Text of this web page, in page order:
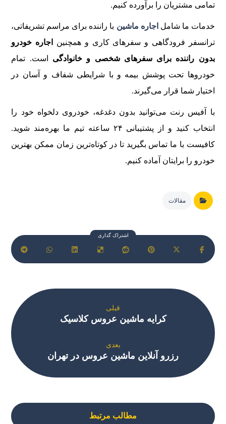
تمامی مشتریان را برآورده کنیم.
خدمات ما شامل اجاره ماشین با راننده برای مراسم تشریفاتی،
ترانسفر فرودگاهی و سفرهای کاری و همچنین
اجاره خودرو
بدون راننده برای سفرهای شخصی و خانوادگی است. تمام
خودروها تحت پوشش بیمه و با شرایطی شفاف و آسان در
اختیار شما قرار می‌گیرند.
با آفیس رنت می‌توانید بدون دغدغه، خودروی دلخواه خود را
انتخاب کنید و از پشتیبانی ۲۴ ساعته تیم ما بهره‌مند شوید.
کافیست با ما تماس بگیرید تا در کوتاه‌ترین زمان ممکن بهترین
خودرو را برایتان آماده کنیم.
مقالات
قبلی
کرایه ماشین عروس کلاسیک
بعدی
رزرو آنلاین ماشین عروس در تهران
مطالب مرتبط